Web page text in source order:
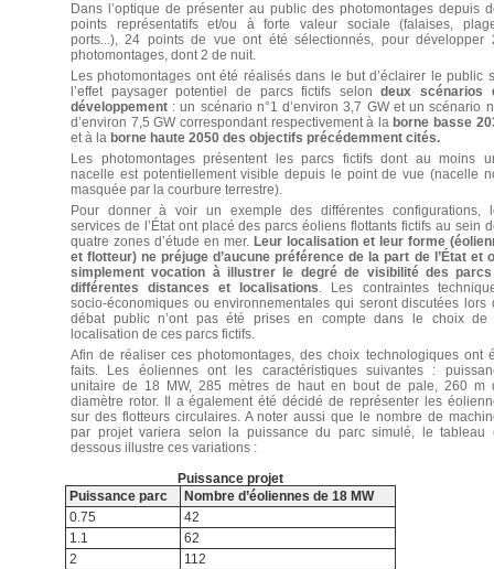
Dans l’optique de présenter au public des photomontages depuis
points représentatifs et/ou à forte valeur sociale (falaises,
ports...), 24 points de vue ont été sélectionnés, pour développer
photomontages, dont 2 de nuit.
Les photomontages ont été réalisés dans le but d’éclairer le public
l’effet paysager potentiel de parcs fictifs selondeux scénarios
développement : un scénario n°1 d’environ 3,7 GW et un scénario
d’environ 7,5 GW correspondant respectivement à la borne basse
et à la borne haute 2050 des objectifs précédemment cités.
Les photomontages présentent les parcs fictifs dont au moins
nacelle est potentiellement visible depuis le point de vue (nacelle
masquée par la courbure terrestre).
Pour donner à voir un exemple des différentes configurations,
services de l’État ont placé des parcs éoliens flottants fictifs au sein
quatre zones d’étude en mer. Leur localisation et leur forme
et flotteur) ne préjuge d’aucune préférence de la part de l’État et
simplement vocation à illustrer le degré de visibilité des
différentes distances et localisations. Les contraintes
socio-économiques ou environnementales qui seront discutées lors
débat public n’ont pas été prises en compte dans le choix de
localisation de ces parcs fictifs.
Afin de réaliser ces photomontages, des choix technologiques ont
faits. Les éoliennes ont les caractéristiques suivantes :
unitaire de 18 MW, 285 mètres de haut en bout de pale, 260 m
diamètre rotor. Il a également été décidé de représenter les
sur des flotteurs circulaires. A noter aussi que le nombre de
par projet variera selon la puissance du parc simulé, le tableau
dessous illustre ces variations :
Puissance projet
Puissance parc
Nombre d’éoliennes de 18 MW
0.75
42
1.1
62
2
112